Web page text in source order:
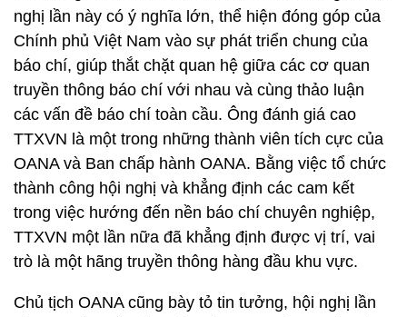
nghị lần này có ý nghĩa lớn, thể hiện đóng góp của
Chính phủ Việt Nam vào sự phát triển chung của
báo chí, giúp thắt chặt quan hệ giữa các cơ quan
truyền thông báo chí với nhau và cùng thảo luận
các vấn đề báo chí toàn cầu. Ông đánh giá cao
TTXVN là một trong những thành viên tích cực của
OANA và Ban chấp hành OANA. Bằng việc tổ chức
thành công hội nghị và khẳng định các cam kết
trong việc hướng đến nền báo chí chuyên nghiệp,
TTXVN một lần nữa đã khẳng định được vị trí, vai
trò là một hãng truyền thông hàng đầu khu vực.
Chủ tịch OANA cũng bày tỏ tin tưởng, hội nghị lần